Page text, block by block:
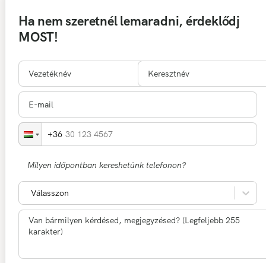
Ha nem szeretnél lemaradni, érdeklődj
MOST!
30 123 4567
Milyen időpontban kereshetünk telefonon?
Válasszon